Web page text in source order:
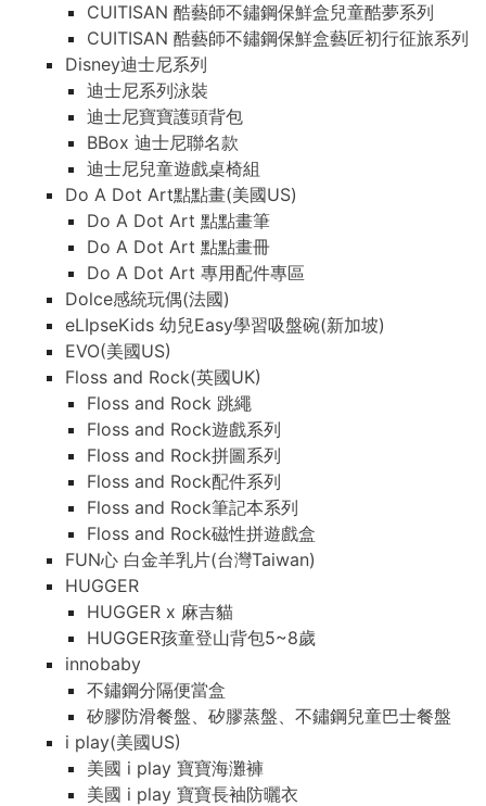
CUITISAN 酷藝師不鏽鋼保鮮盒兒童酷夢系列
CUITISAN 酷藝師不鏽鋼保鮮盒藝匠初行征旅系列
Disney迪士尼系列
迪士尼系列泳裝
迪士尼寶寶護頭背包
BBox 迪士尼聯名款
迪士尼兒童遊戲桌椅組
Do A Dot Art點點畫(美國US)
Do A Dot Art 點點畫筆
Do A Dot Art 點點畫冊
Do A Dot Art 專用配件專區
Dolce感統玩偶(法國)
eLIpseKids 幼兒Easy學習吸盤碗(新加坡)
EVO(美國US)
Floss and Rock(英國UK)
Floss and Rock 跳繩
Floss and Rock遊戲系列
Floss and Rock拼圖系列
Floss and Rock配件系列
Floss and Rock筆記本系列
Floss and Rock磁性拼遊戲盒
FUN心 白金羊乳片(台灣Taiwan)
HUGGER
HUGGER x 麻吉貓
HUGGER孩童登山背包5~8歲
innobaby
不鏽鋼分隔便當盒
矽膠防滑餐盤、矽膠蒸盤、不鏽鋼兒童巴士餐盤
i play(美國US)
美國 i play 寶寶海灘褲
美國 i play 寶寶長袖防曬衣